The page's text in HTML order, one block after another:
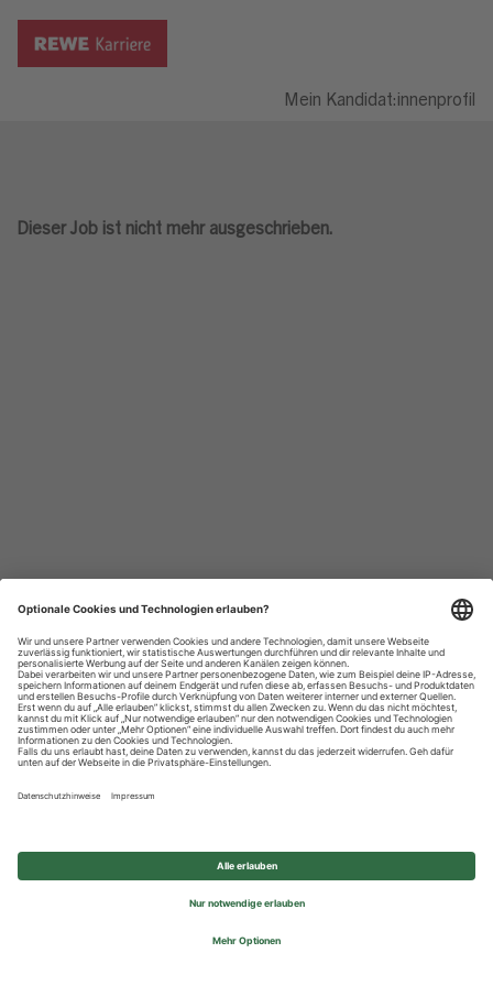
Mein Kandidat:innenprofil
Dieser Job ist nicht mehr ausgeschrieben.
Datenschutzhinweise
Impressum
Privatsphäre-Einstellungen
© 2026 REWE Group - All rights reserved